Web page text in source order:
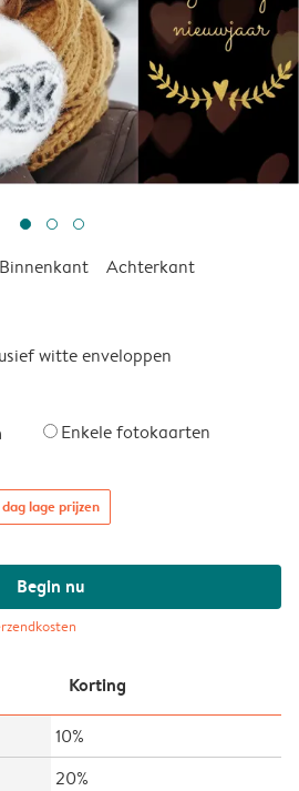
Binnenkant Achterkant
witte enveloppen
Enkele fotokaarten
dag lage prijzen
Begin nu
Korting
10%
20%